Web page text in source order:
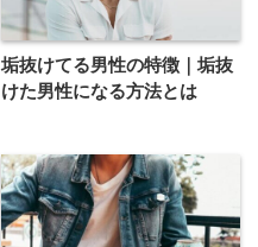
垢抜けてる男性の特徴｜垢抜
けた男性になる方法とは